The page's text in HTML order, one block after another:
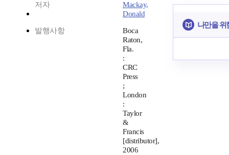
저자
Mackay,
Donald
발행사항
Boca
Raton,
Fla.
:
CRC
Press
;
London
:
Taylor
&
Francis
[distributor],
2006
나만을 위